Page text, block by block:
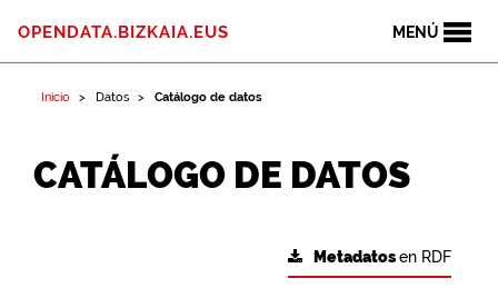
MENÚ
OPENDATA.BIZKAIA.EUS
Inicio Datos Catálogo de datos
CATÁLOGO DE DATOS
Metadatosen RDF